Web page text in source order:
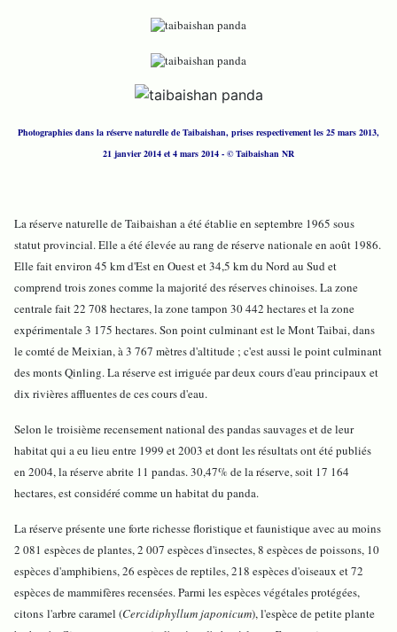
Photographies dans la réserve naturelle de Taibaishan, prises respectivement les 25 mars 2013,
21 janvier 2014 et 4 mars 2014 - © Taibaishan NR
La réserve naturelle de Taibaishan a été établie en septembre 1965 sous
statut provincial. Elle a été élevée au rang de réserve nationale en août 1986.
Elle fait environ 45 km d'Est en Ouest et 34,5 km du Nord au Sud et
comprend trois zones comme la majorité des réserves chinoises. La zone
centrale fait 22 708 hectares, la zone tampon 30 442 hectares et la zone
expérimentale 3 175 hectares. Son point culminant est le Mont Taibai, dans
le comté de Meixian, à 3 767 mètres d'altitude ; c'est aussi le point culminant
des monts Qinling. La réserve est irriguée par deux cours d'eau principaux et
dix rivières affluentes de ces cours d'eau.
Selon le troisième recensement national des pandas sauvages et de leur
habitat qui a eu lieu entre 1999 et 2003 et dont les résultats ont été publiés
en 2004, la réserve abrite 11 pandas. 30,47% de la réserve, soit 17 164
hectares, est considéré comme un habitat du panda.
La réserve présente une forte richesse floristique et faunistique avec au moins
2 081 espèces de plantes, 2 007 espèces d'insectes, 8 espèces de poissons, 10
espèces d'amphibiens, 26 espèces de reptiles, 218 espèces d'oiseaux et 72
espèces de mammifères recensées. Parmi les espèces végétales protégées,
citons l'arbre caramel (Cercidiphyllum japonicum), l'espèce de petite plante